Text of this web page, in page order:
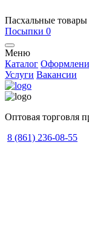
Пасхальные товары
Посыпки 0
Меню
Каталог
Услуги Вакансии
Оптовая торговля
8 (861) 236-08-55